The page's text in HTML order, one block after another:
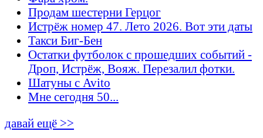
Продам шестерни Герцог
Истрёж номер 47. Лето 2026. Вот эти даты
Такси Биг-Бен
Остатки футболок с прошедших событий -
Дроп, Истрёж, Вояж. Перезалил фотки.
Шатуны с Avito
Мне сегодня 50...
давай ещё >>